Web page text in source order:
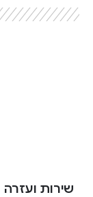
שירות ועזרה